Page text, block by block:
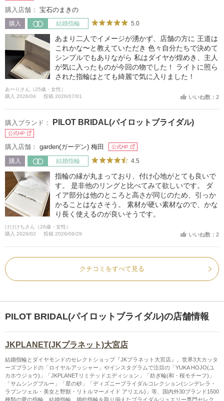
購入店舗： 宝石のまきの
購入 結婚指輪 5.0
あまり二人でイメージが湧かず、店舗の方に 王道は
これかな〜と教えていただき 色々自分たちで決めて
シンプルでもありながら 私はダイヤが煌めき、主人
が気に入ったものが今回の物でした！ ライトに照ら
された指輪はとても綺麗で気に入りました！
あーりさん（25歳・女性）
購入 2026/04
投稿 2026/07/01 いいね数：2
購入ブランド： PILOT BRIDAL(パイロットブライダル)
公式HP
購入店舗： garden(ガーデン) 梅田 公式HP
購入 結婚指輪 4.5
指輪の縁が丸まっており、付け心地がとても良いで
す。 是非他のリングと比べてみて欲しいです。 ダ
イア部分は他のところと高さが同じのため、引っか
かることはなさそう。 素材が硬い素材なので、かな
り長く使えるのが良いそうです。
けけけちさん（26歳・女性）
購入 2026/02
投稿 2026/06/29 いいね数：2
クチコミをすべて見る
PILOT BRIDAL(パイロットブライダル)の店舗情報
JKPLANET(JKプラネット)大宮店
結婚指輪とダイヤモンドのセレクトショップ『JKプラネット大宮店』。世界3大カッタ
ーズブランドの「ロイヤルアッシャー」やインスタグラムで注目の「YUKA HOJO(ユ
カホウジョウ)」「JKPLANETリミテッドエディション」「紡ぎ輪(和・桜モチーフ)」
「サムシングブルー」「星の砂」「ディズニーブライダルコレクション(シンデレラ・
ラプンツェル・美女と野獣・リトルマーメイド アリエル)」等、国内外30ブランド1500
種類の愛の指輪、結婚指輪、婚約指輪を取り揃えたブライダルジュエリー専門セレク